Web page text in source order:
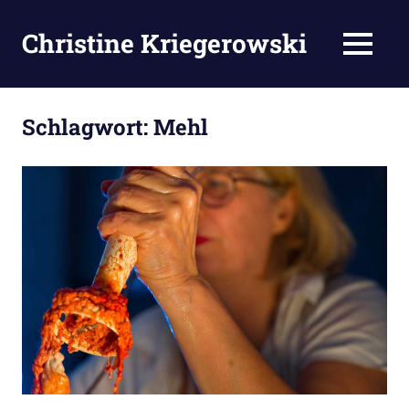
Inhalt
springen
Christine Kriegerowski MENÜ
Schlagwort:Mehl